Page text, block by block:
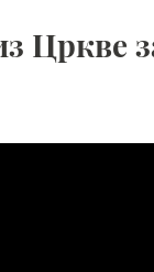
Цркве